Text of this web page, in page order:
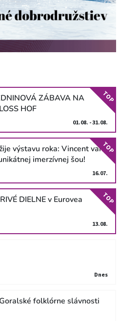
ZÁBAVA NA
HOF
01.08. - 31.08.
TOP
výstavu roka: Vincent van
imerzívnej šou!
16.07.
TOP
DIELNE v Eurovea
13.08.
TOP
Dnes
folklórne slávnosti